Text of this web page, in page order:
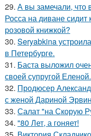
29. А вы замечали, что
Росса на диване сидит
розовой книжкой?
30. Seryabkina
в Петербурге.
31. Баста выложил
своей супругой Еленой.
32. Продюсер
с женой Дариной
33. Салат "на Скорую
34. "80 Лет, а гоняет!